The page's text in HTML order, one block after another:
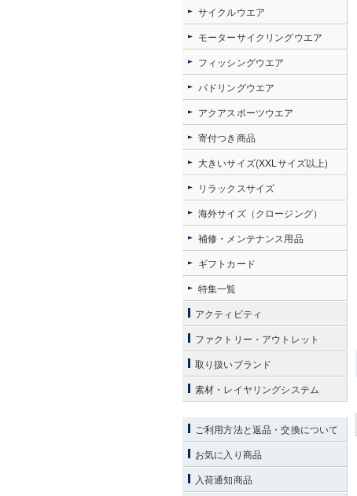
サイクルウエア
モーターサイクリングウエア
フィッシングウエア
パドリングウエア
アクアスポーツウエア
寄付つき商品
大きいサイズ(XXLサイズ以上)
リラックスサイズ
海外サイズ（クロージング）
補修・メンテナンス用品
ギフトカード
特集一覧
アクティビティ
ファクトリー・アウトレット
取り扱いブランド
素材・レイヤリングシステム
ご利用方法と返品・交換について
お気に入り商品
入荷通知商品